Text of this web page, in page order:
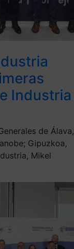
Industria
de Álava,
Gipuzkoa,
Mikel